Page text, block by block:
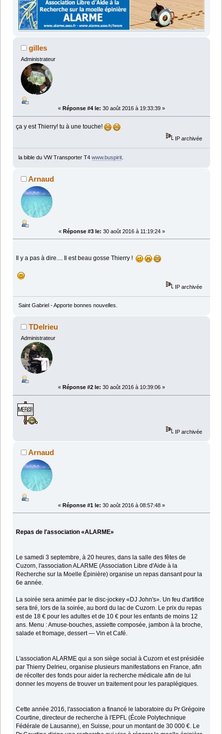
gilles
Administrateur
« Réponse #4 le: 30 août 2016 à 19:33:39 »
ça y est Thierry! tu à une touche!
IP archivée
la bible du VW Transporter T4 www.buspirit.
Arnaud
« Réponse #3 le: 30 août 2016 à 11:19:24 »
Il y a pas à dire.... Il est beau gosse Thierry !
IP archivée
Saint Gabriel - Apporte bonnes nouvelles.
TDelrieu
Administrateur
« Réponse #2 le: 30 août 2016 à 10:39:06 »
IP archivée
Arnaud
« Réponse #1 le: 30 août 2016 à 08:57:48 »
Repas de l'association «ALARME»
Le samedi 3 septembre, à 20 heures, dans la salle des fêtes de
Cuzorn, l'association ALARME (Association Libre d'Aide à la
Recherche sur la Moelle Épinière) organise un repas dansant pour la
6e année.
La soirée sera animée par le disc-jockey «DJ John's». Un feu d'artifice
sera tiré, lors de la soirée, au bord du lac de Cuzorn. Le prix du repas
est de 18 € pour les adultes et de 10 € pour les enfants de moins 12
ans. Menu : Amuse-bouches, assiette composée, jambon à la broche,
salade et fromage, dessert — Vin et Café.
L'association ALARME qui a son siège social à Cuzorn et est présidée
par Thierry Delrieu, organise plusieurs manifestations en France, afin
de récolter des fonds pour aider la recherche médicale afin de lui
donner les moyens de trouver un traitement pour les paraplégiques.
Cette année 2016, l'association a financé le laboratoire du Pr Grégoire
Courtine, directeur de recherche à l'EPFL (École Polytechnique
Fédérale de Lausanne), en Suisse, pour un montant de 30 000 €. Le